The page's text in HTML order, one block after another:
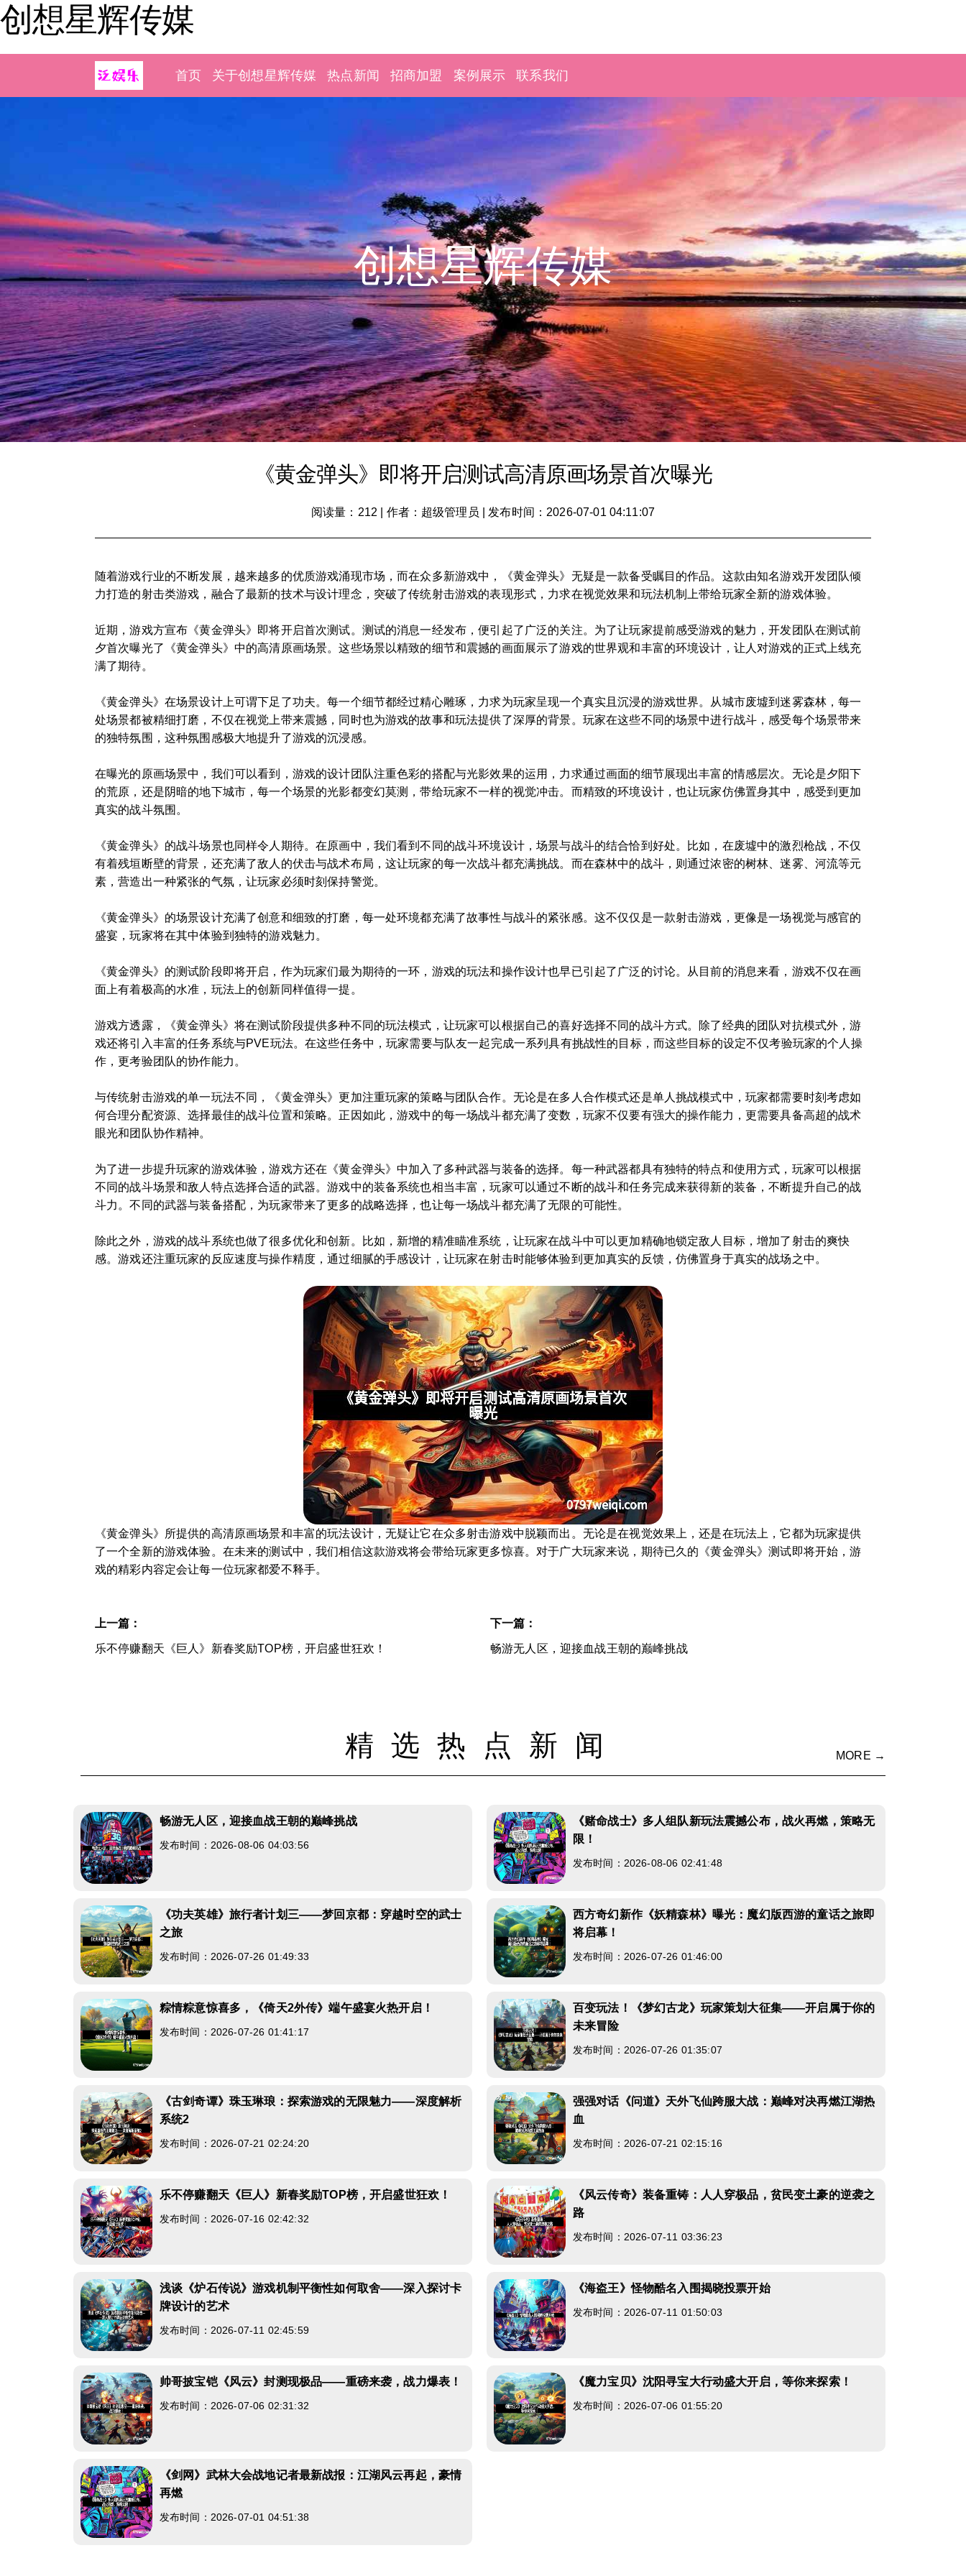
创想星辉传媒
首页 关于创想星辉传媒 热点新闻 招商加盟 案例展示 联系我们
创想星辉传媒
《黄金弹头》即将开启测试高清原画场景首次曝光
阅读量：212 作者：超级管理员 发布时间：2026-07-01 04:11:07
随着游戏行业的不断发展，越来越多的优质游戏涌现市场，而在众多新游戏中，《黄金弹头》无疑是一款备受瞩目的作品。这款由知名游戏开发团队倾
力打造的射击类游戏，融合了最新的技术与设计理念，突破了传统射击游戏的表现形式，力求在视觉效果和玩法机制上带给玩家全新的游戏体验。
近期，游戏方宣布《黄金弹头》即将开启首次测试。测试的消息一经发布，便引起了广泛的关注。为了让玩家提前感受游戏的魅力，开发团队在测试前
夕首次曝光了《黄金弹头》中的高清原画场景。这些场景以精致的细节和震撼的画面展示了游戏的世界观和丰富的环境设计，让人对游戏的正式上线充
满了期待。
《黄金弹头》在场景设计上可谓下足了功夫。每一个细节都经过精心雕琢，力求为玩家呈现一个真实且沉浸的游戏世界。从城市废墟到迷雾森林，每一
处场景都被精细打磨，不仅在视觉上带来震撼，同时也为游戏的故事和玩法提供了深厚的背景。玩家在这些不同的场景中进行战斗，感受每个场景带来
的独特氛围，这种氛围感极大地提升了游戏的沉浸感。
在曝光的原画场景中，我们可以看到，游戏的设计团队注重色彩的搭配与光影效果的运用，力求通过画面的细节展现出丰富的情感层次。无论是夕阳下
的荒原，还是阴暗的地下城市，每一个场景的光影都变幻莫测，带给玩家不一样的视觉冲击。而精致的环境设计，也让玩家仿佛置身其中，感受到更加
真实的战斗氛围。
《黄金弹头》的战斗场景也同样令人期待。在原画中，我们看到不同的战斗环境设计，场景与战斗的结合恰到好处。比如，在废墟中的激烈枪战，不仅
有着残垣断壁的背景，还充满了敌人的伏击与战术布局，这让玩家的每一次战斗都充满挑战。而在森林中的战斗，则通过浓密的树林、迷雾、河流等元
素，营造出一种紧张的气氛，让玩家必须时刻保持警觉。
《黄金弹头》的场景设计充满了创意和细致的打磨，每一处环境都充满了故事性与战斗的紧张感。这不仅仅是一款射击游戏，更像是一场视觉与感官的
盛宴，玩家将在其中体验到独特的游戏魅力。
《黄金弹头》的测试阶段即将开启，作为玩家们最为期待的一环，游戏的玩法和操作设计也早已引起了广泛的讨论。从目前的消息来看，游戏不仅在画
面上有着极高的水准，玩法上的创新同样值得一提。
游戏方透露，《黄金弹头》将在测试阶段提供多种不同的玩法模式，让玩家可以根据自己的喜好选择不同的战斗方式。除了经典的团队对抗模式外，游
戏还将引入丰富的任务系统与PVE玩法。在这些任务中，玩家需要与队友一起完成一系列具有挑战性的目标，而这些目标的设定不仅考验玩家的个人操
作，更考验团队的协作能力。
与传统射击游戏的单一玩法不同，《黄金弹头》更加注重玩家的策略与团队合作。无论是在多人合作模式还是单人挑战模式中，玩家都需要时刻考虑如
何合理分配资源、选择最佳的战斗位置和策略。正因如此，游戏中的每一场战斗都充满了变数，玩家不仅要有强大的操作能力，更需要具备高超的战术
眼光和团队协作精神。
为了进一步提升玩家的游戏体验，游戏方还在《黄金弹头》中加入了多种武器与装备的选择。每一种武器都具有独特的特点和使用方式，玩家可以根据
不同的战斗场景和敌人特点选择合适的武器。游戏中的装备系统也相当丰富，玩家可以通过不断的战斗和任务完成来获得新的装备，不断提升自己的战
斗力。不同的武器与装备搭配，为玩家带来了更多的战略选择，也让每一场战斗都充满了无限的可能性。
除此之外，游戏的战斗系统也做了很多优化和创新。比如，新增的精准瞄准系统，让玩家在战斗中可以更加精确地锁定敌人目标，增加了射击的爽快
感。游戏还注重玩家的反应速度与操作精度，通过细腻的手感设计，让玩家在射击时能够体验到更加真实的反馈，仿佛置身于真实的战场之中。
《黄金弹头》所提供的高清原画场景和丰富的玩法设计，无疑让它在众多射击游戏中脱颖而出。无论是在视觉效果上，还是在玩法上，它都为玩家提供
了一个全新的游戏体验。在未来的测试中，我们相信这款游戏将会带给玩家更多惊喜。对于广大玩家来说，期待已久的《黄金弹头》测试即将开始，游
戏的精彩内容定会让每一位玩家都爱不释手。
上一篇：
乐不停赚翻天《巨人》新春奖励TOP榜，开启盛世狂欢！
下一篇：
畅游无人区，迎接血战王朝的巅峰挑战
精选热点新闻 MORE →
畅游无人区，迎接血战王朝的巅峰挑战
发布时间：2026-08-06 04:03:56
《赌命战士》多人组队新玩法震撼公布，战火再燃，策略无
限！
发布时间：2026-08-06 02:41:48
《功夫英雄》旅行者计划三——梦回京都：穿越时空的武士
之旅
发布时间：2026-07-26 01:49:33
西方奇幻新作《妖精森林》曝光：魔幻版西游的童话之旅即
将启幕！
发布时间：2026-07-26 01:46:00
粽情粽意惊喜多，《倚天2外传》端午盛宴火热开启！
发布时间：2026-07-26 01:41:17
百变玩法！《梦幻古龙》玩家策划大征集——开启属于你的
未来冒险
发布时间：2026-07-26 01:35:07
《古剑奇谭》珠玉琳琅：探索游戏的无限魅力——深度解析
系统2
发布时间：2026-07-21 02:24:20
强强对话《问道》天外飞仙跨服大战：巅峰对决再燃江湖热
血
发布时间：2026-07-21 02:15:16
乐不停赚翻天《巨人》新春奖励TOP榜，开启盛世狂欢！
发布时间：2026-07-16 02:42:32
《风云传奇》装备重铸：人人穿极品，贫民变土豪的逆袭之
路
发布时间：2026-07-11 03:36:23
浅谈《炉石传说》游戏机制平衡性如何取舍——深入探讨卡
牌设计的艺术
发布时间：2026-07-11 02:45:59
《海盗王》怪物酷名入围揭晓投票开始
发布时间：2026-07-11 01:50:03
帅哥披宝铠《风云》封测现极品——重磅来袭，战力爆表！
发布时间：2026-07-06 02:31:32
《魔力宝贝》沈阳寻宝大行动盛大开启，等你来探索！
发布时间：2026-07-06 01:55:20
《剑网》武林大会战地记者最新战报：江湖风云再起，豪情
再燃
发布时间：2026-07-01 04:51:38